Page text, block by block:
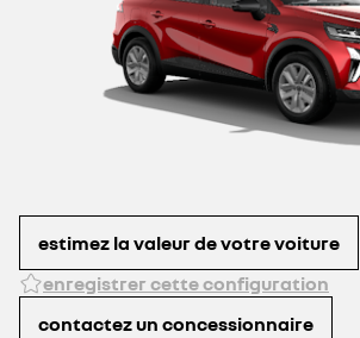
145 €
estimez la valeur de votre voiture
enregistrer cette configuration
contactez un concessionnaire